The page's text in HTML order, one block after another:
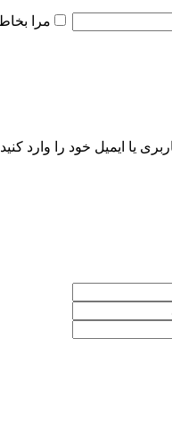
مرا
یا ایمیل خود را وارد